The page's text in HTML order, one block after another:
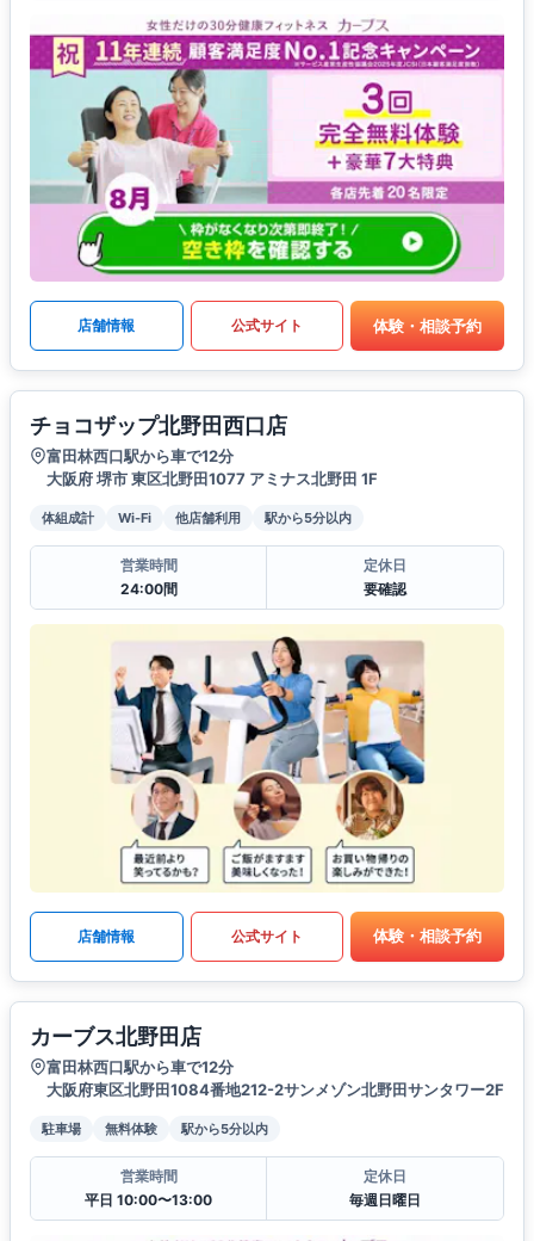
店舗情報 公式サイト 体験・相談予約
チョコザップ北野田西口店
富田林西口駅から車で12分
大阪府 堺市 東区北野田1077 アミナス北野田 1F
体組成計 Wi-Fi 他店舗利用 駅から5分以内
営業時間
24:00間
定休日
要確認
店舗情報 公式サイト 体験・相談予約
カーブス北野田店
富田林西口駅から車で12分
大阪府東区北野田1084番地212-2サンメゾン北野田サンタワー2F
駐車場 無料体験 駅から5分以内
営業時間
平日 10:00〜13:00
定休日
毎週日曜日